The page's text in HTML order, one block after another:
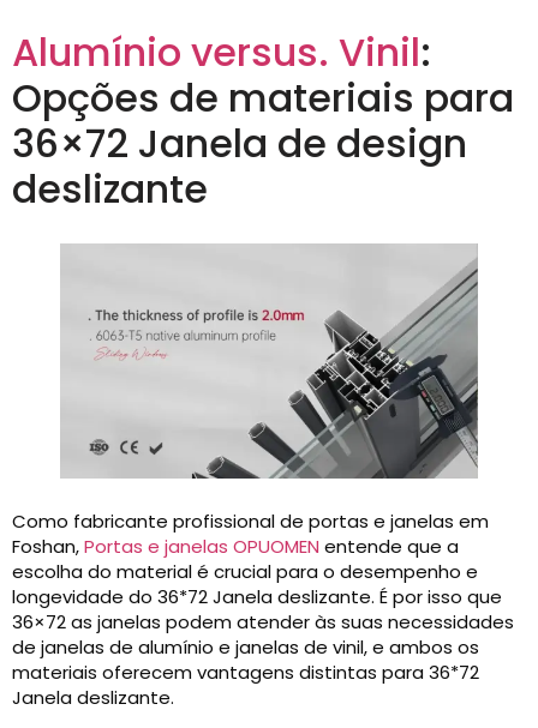
Alumínio versus. Vinil:
Opções de materiais para
36×72 Janela de design
deslizante
Como fabricante profissional de portas e janelas em
Foshan,Portas e janelas OPUOMEN entende que a
escolha do material é crucial para o desempenho e
longevidade do 36*72 Janela deslizante. É por isso que
36×72 as janelas podem atender às suas necessidades
de janelas de alumínio e janelas de vinil, e ambos os
materiais oferecem vantagens distintas para 36*72
Janela deslizante.